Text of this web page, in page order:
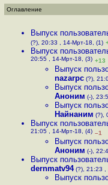
Оглавление
Выпуск
(?), 20:33 , 14-Мрт-18, (1)
Выпуск
20:55 , 14-Мрт-18, (3) +13
Выпуск
nazarpc (?),
Выпуск
Аноним (-),
Выпуск
Найнаним (?),
Выпуск
21:05 , 14-Мрт-18, (4) –1
Выпуск
Аноним (-),
Выпуск
dernmatv94(?), 21:23 ,
Выпуск